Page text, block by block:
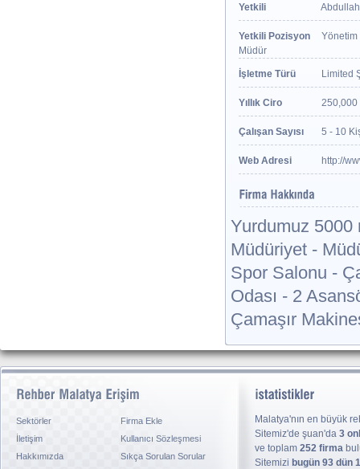
Yetkili
Yetkili Pozisyon
Yönetim
Müdür
İşletme Türü Limited
Yıllık Ciro 250,000
Çalışan Sayısı 5 - 10
Web Adresi http://
Yurdumuz 5000
Müdüriyet -
Spor Salonu -
Odası - 2
Çamaşır
Sektörler
Firma Ekle
İletişim
Kullanıcı Sözleşmesi
Hakkımızda
Sıkça Sorulan Sorular
Malatya'nın en büyük
Sitemiz'de şuan'da 3
ve toplam 252 firma
Sitemizi bugün 93 dün